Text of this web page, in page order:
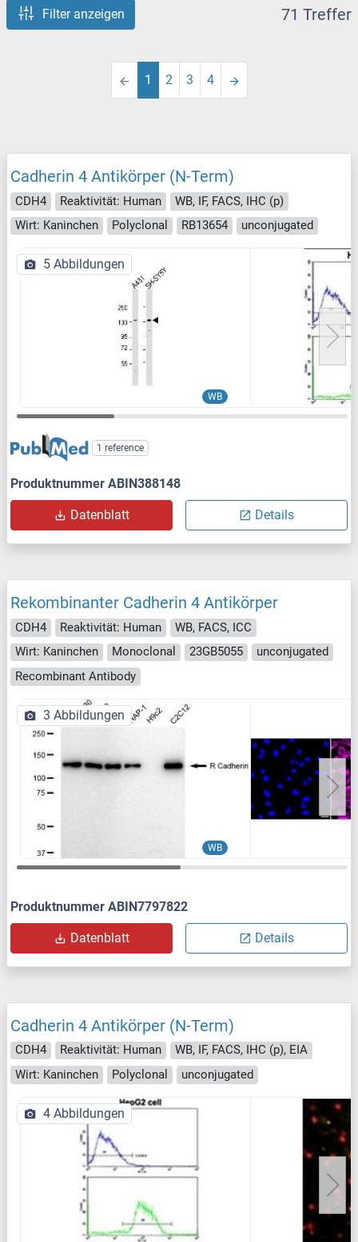
Filter anzeigen 71 Treffer
1 2 3 4
Cadherin 4 Antikörper (N-Term)
CDH4 Reaktivität: Human
WB, IF, FACS, IHC (p)
Wirt: Kaninchen
Polyclonal RB13654 unconjugated
WB
5 Abbildungen
1 reference
Produktnummer ABIN388148
Datenblatt Details
Rekombinanter Cadherin 4 Antikörper
CDH4 Reaktivität: Human
WB, FACS, ICC
Wirt: Kaninchen
Monoclonal 23GB5055
unconjugated
Recombinant Antibody
WB
3 Abbildungen
Produktnummer ABIN7797822
Datenblatt Details
Cadherin 4 Antikörper (N-Term)
CDH4 Reaktivität: Human
WB, IF, FACS, IHC (p), EIA
Wirt: Kaninchen
Polyclonal unconjugated
4 Abbildungen